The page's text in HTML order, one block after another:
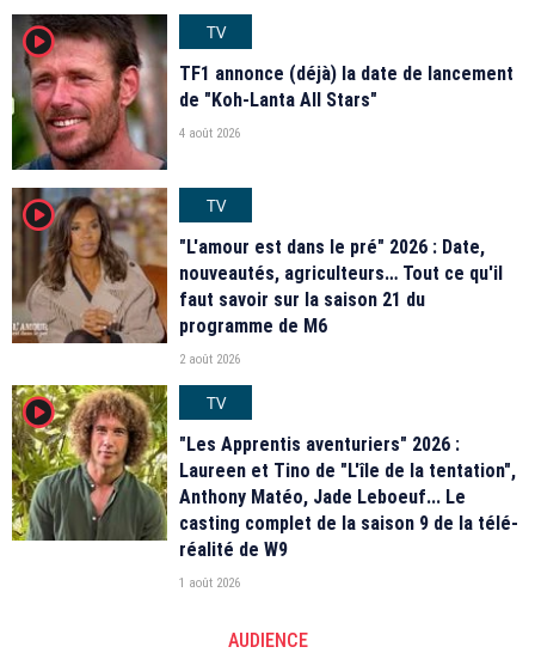
player2
TV
TF1 annonce (déjà) la date de lancement
de "Koh-Lanta All Stars"
4 août 2026
player2
TV
"L'amour est dans le pré" 2026 : Date,
nouveautés, agriculteurs… Tout ce qu'il
faut savoir sur la saison 21 du
programme de M6
2 août 2026
player2
TV
"Les Apprentis aventuriers" 2026 :
Laureen et Tino de "L'île de la tentation",
Anthony Matéo, Jade Leboeuf... Le
casting complet de la saison 9 de la télé-
réalité de W9
1 août 2026
AUDIENCE